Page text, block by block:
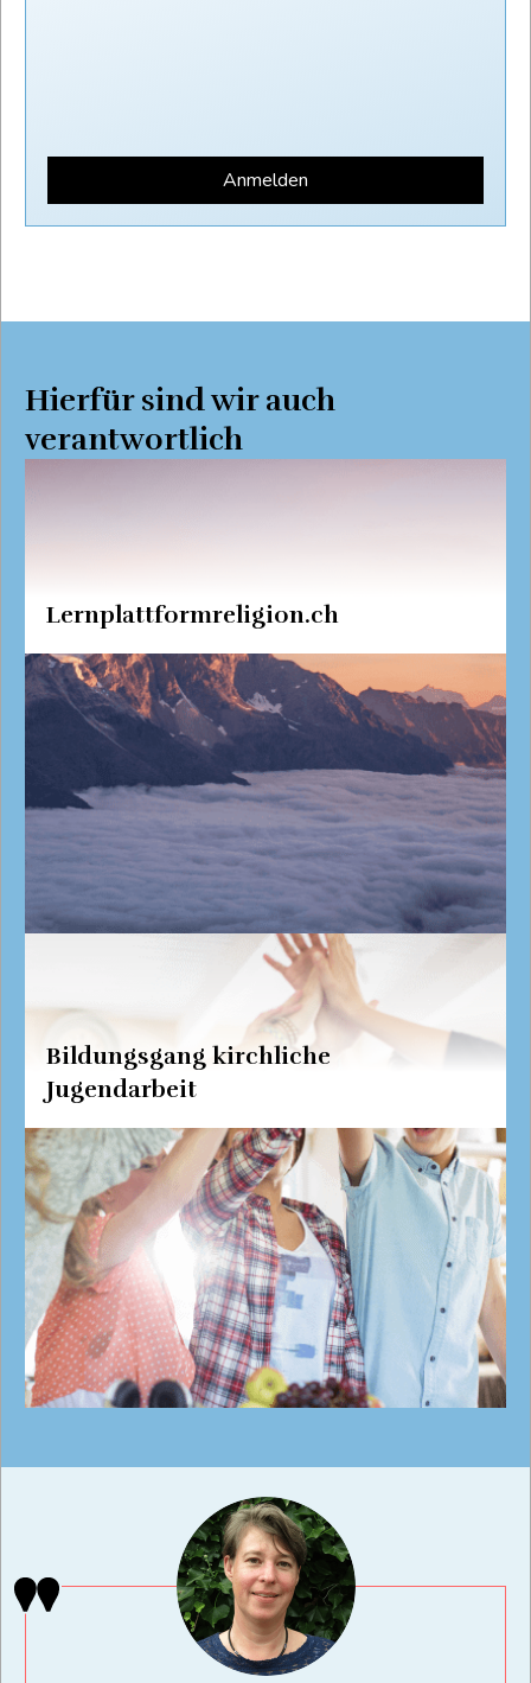
Anmelden
Hierfür sind wir auch
verantwortlich
Lernplattformreligion.ch
Bildungsgang kirchliche
Jugendarbeit